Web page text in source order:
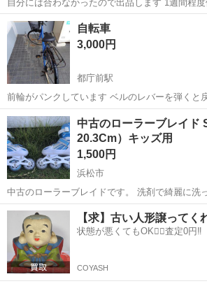
自分には合わなかったの
静岡 富士市 入山瀬駅
自転車
3,000円
都庁前駅
前輪がパンクしています ベルのレバーを弾くと
ますが音はちゃんと出ます
静岡 富士市 都庁前駅 クロスバイク
中古のローラーブレイド Sサイズ（17～
20.3Cm）キッズ用
1,500円
浜松市
中古のローラーブレイドです。 洗剤で綺麗に洗
は、Sサイズ（17～20.3Cm）です。
静岡 浜松市 その他 キッズ
【求】古い人形譲ってく
状態が悪くてもOK🙆‍♀️査定0円‼️
COYASH